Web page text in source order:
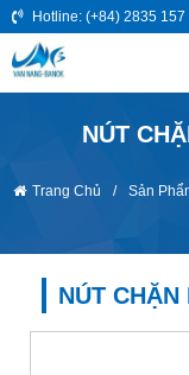
Hotline: (+84) 2835 157
NÚT
Trang Chủ / Sản
NÚT CHẶN